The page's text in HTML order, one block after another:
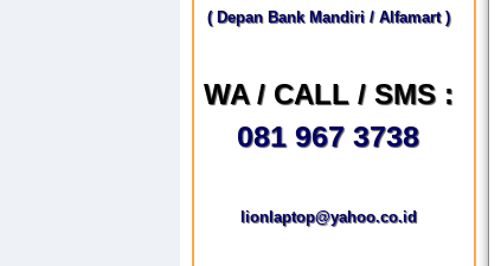
( Depan Bank Mandiri / Alfamart )
WA / CALL / SMS :
081 967 3738
lionlaptop@yahoo.co.id